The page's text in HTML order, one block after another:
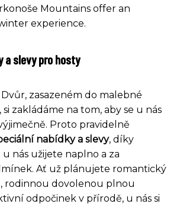
Mountains offer an
experience.
a slevy pro hosty
zasazeném do malebné
si zakládáme na tom, aby se u nás
Proto pravidelně
nabídky a slevy, díky
nás užijete naplno a za
Ať už plánujete romantický
rodinnou dovolenou plnou
odpočinek v přírodě, u nás si